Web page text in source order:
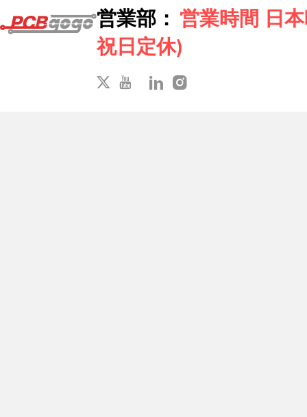
営業部： 営業時間 日
祝日定休)